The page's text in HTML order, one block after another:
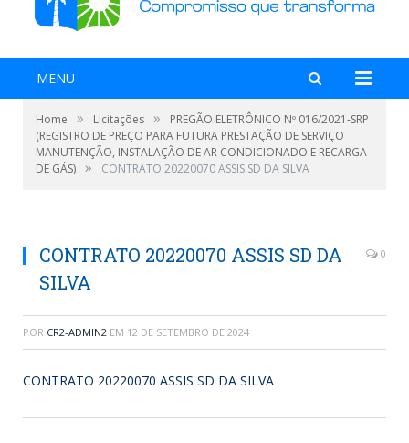
MENU
Home » Licitações »
PREGÃO ELETRÔNICO Nº 016/2021-SRP
(REGISTRO DE PREÇO PARA FUTURA PRESTAÇÃO DE SERVIÇO
MANUTENÇÃO, INSTALAÇÃO DE AR CONDICIONADO E RECARGA
DE GÁS) » CONTRATO 20220070 ASSIS SD DA SILVA
CONTRATO 20220070 ASSIS SD DA
SILVA
0
POR CR2-ADMIN2 EM 12 DE SETEMBRO DE 2024
CONTRATO 20220070 ASSIS SD DA SILVA